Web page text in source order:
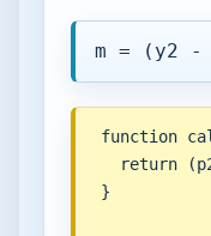
m = (y2
function
return
}